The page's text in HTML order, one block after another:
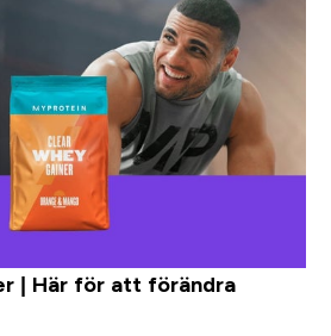
| Här för att förändra